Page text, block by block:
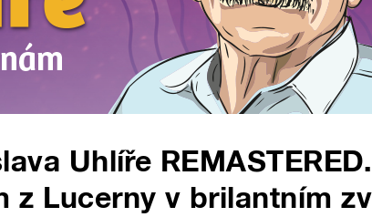
Uhlíře REMASTERED.
z Lucerny v brilantním